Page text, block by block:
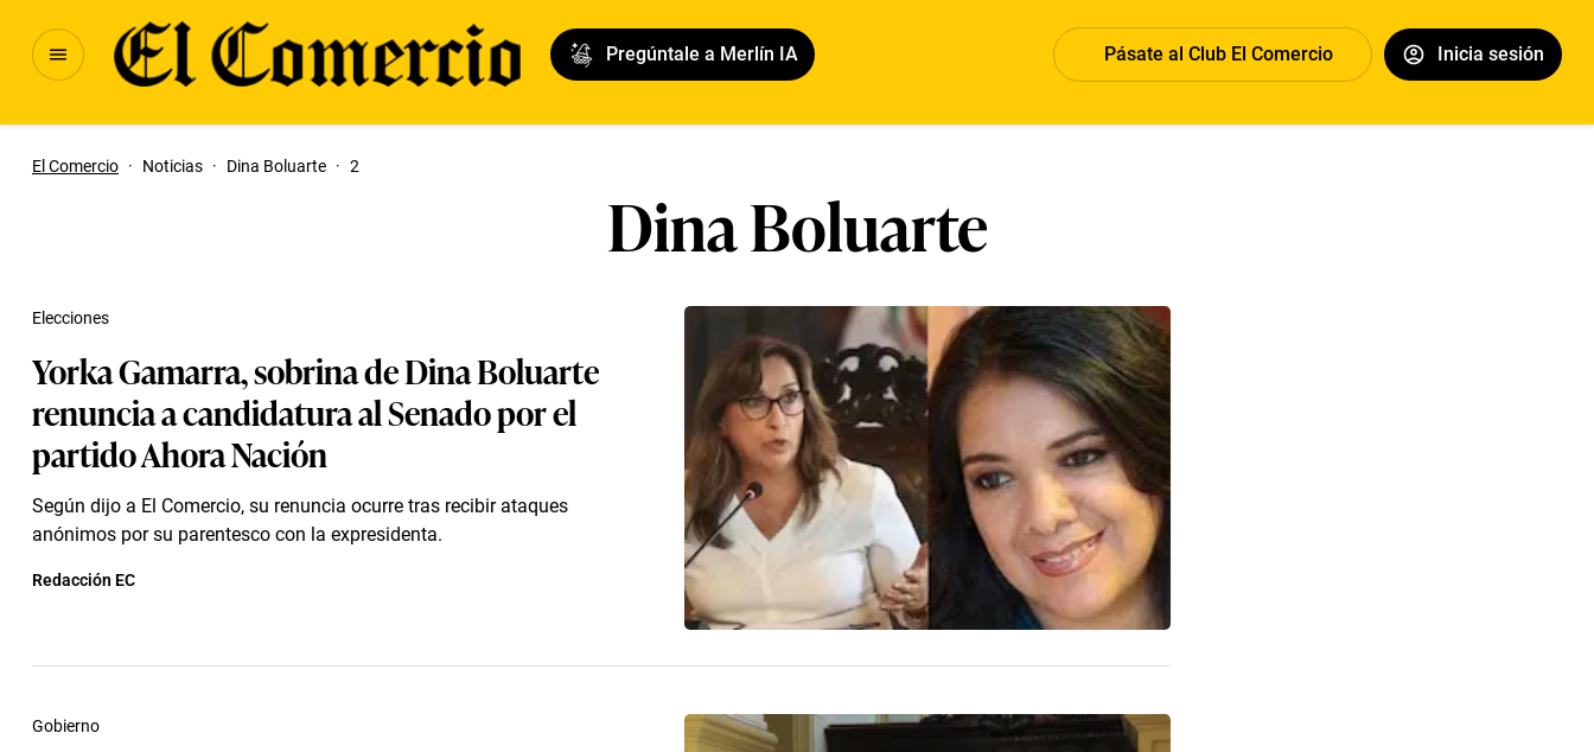
Pregúntale a Merlín IA Pásate al Club El Comercio Inicia sesión
El Comercio · Noticias · Dina Boluarte · 2
Dina Boluarte
Yorka Gamarra, sobrina de Dina Boluarte
renuncia a candidatura al Senado por el
partido Ahora Nación
Según dijo a El Comercio, su renuncia ocurre tras recibir ataques
anónimos por su parentesco con la expresidenta.
Elecciones
Redacción EC
Gobierno